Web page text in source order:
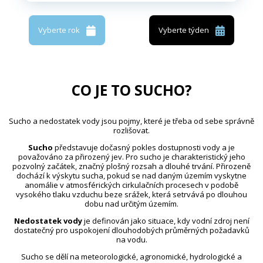
Vyberte rok Vyberte týden
CO JE TO SUCHO?
Sucho a nedostatek vody jsou pojmy, které je třeba od sebe správně
rozlišovat.
Sucho představuje dočasný pokles dostupnosti vody a je
považováno za přirozený jev. Pro sucho je charakteristický jeho
pozvolný začátek, značný plošný rozsah a dlouhé trvání. Přirozeně
dochází k výskytu sucha, pokud se nad daným územím vyskytne
anomálie v atmosférických cirkulačních procesech v podobě
vysokého tlaku vzduchu beze srážek, která setrvává po dlouhou
dobu nad určitým územím.
Nedostatek vodyje definován jako situace, kdy vodní zdroj není
dostatečný pro uspokojení dlouhodobých průměrných požadavků
na vodu.
Sucho se dělí na meteorologické, agronomické, hydrologické a